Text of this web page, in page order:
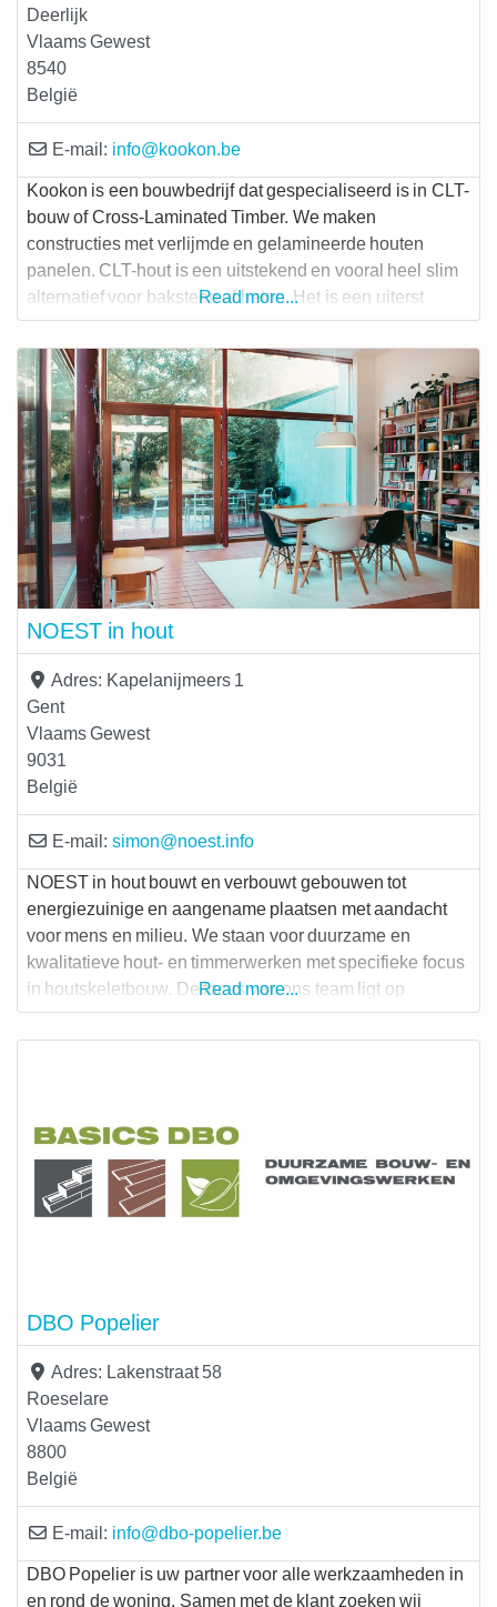
Deerlijk
Vlaams Gewest
8540
België
E-mail: info@kookon.be
Kookon is een bouwbedrijf dat gespecialiseerd is in CLT-
bouw of Cross-Laminated Timber. We maken
constructies met verlijmde en gelamineerde houten
panelen. CLT-hout is een uitstekend en vooral heel slim
alternatief voor baksteen of beton. Het is een uiterst
duurzame manier van bouwen, energiezuinig en
klimaatvriendelijk, en dat zijn nog maar enkele van de
voordelen. De warme uitstraling van het hout
Read more...
NOEST in hout
Adres: Kapelanijmeers 1
Gent
Vlaams Gewest
9031
België
E-mail: simon@noest.info
NOEST in hout bouwt en verbouwt gebouwen tot
energiezuinige en aangename plaatsen met aandacht
voor mens en milieu. We staan voor duurzame en
kwalitatieve hout- en timmerwerken met specifieke focus
in houtskeletbouw. De focus van ons team ligt op
houtbouw, voor totale aannemingen doen we beroep op
ons netwerk van betrouwbare vakmensen. Totale
Read more...
DBO Popelier
Adres: Lakenstraat 58
Roeselare
Vlaams Gewest
8800
België
E-mail: info@dbo-popelier.be
DBO Popelier is uw partner voor alle werkzaamheden in
en rond de woning. Samen met de klant zoeken wij